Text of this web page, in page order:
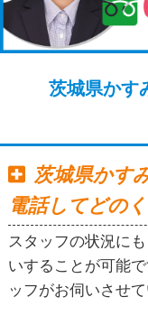
茨城県かす
茨城県かす
電話してどの
スタッフの状況に
いすることが可能
ッフがお伺いさせて